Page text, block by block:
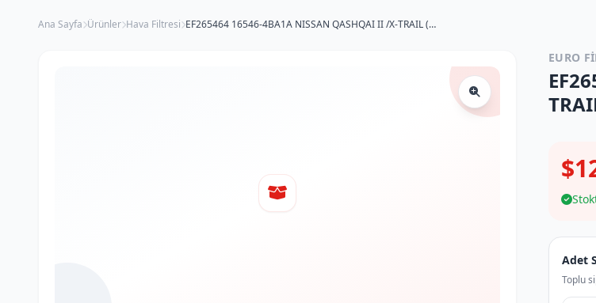
Ana Sayfa Ürünler Hava Filtresi EF265464 16546-4BA1A NISSAN QASHQAI II /X-TRAIL (T32) HAVA FİLTRESİ
EURO
Adet
Toplu